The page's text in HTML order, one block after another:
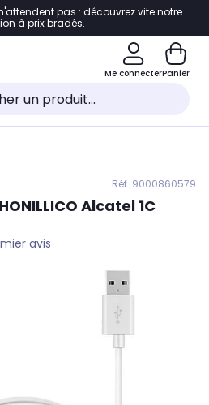
la navigation
pied de page
chatbot
pas : découvrez vite notre
à prix bradés.
Me connecterPanier
Réf. 9000860579
Alcatel 1C
avis